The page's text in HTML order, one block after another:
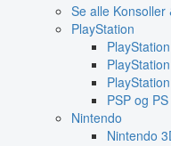
Se alle Konsoller
PlayStation
PSP og
Nintendo
Nintendo